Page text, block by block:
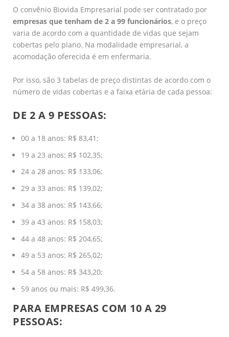
O convênio Biovida Empresarial pode ser contratado por
empresas que tenham de 2 a 99 funcionários, e o preço
varia de acordo com a quantidade de vidas que sejam
cobertas pelo plano. Na modalidade empresarial, a
acomodação oferecida é em enfermaria.
Por isso, são 3 tabelas de preço distintas de acordo com o
número de vidas cobertas e a faixa etária de cada pessoa:
DE 2 A 9 PESSOAS:
00 a 18 anos: R$ 83,41;
19 a 23 anos: R$ 102,35;
24 a 28 anos: R$ 133,06;
29 a 33 anos: R$ 139,02;
34 a 38 anos: R$ 143,66;
39 a 43 anos: R$ 158,03;
44 a 48 anos: R$ 204,65;
49 a 53 anos: R$ 265,02;
54 a 58 anos: R$ 343,20;
59 anos ou mais: R$ 499,36.
PARA EMPRESAS COM 10 A 29
PESSOAS: